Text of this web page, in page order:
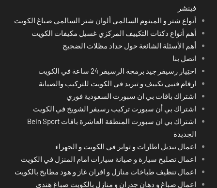
فينشر
أنواع شتر و المينوم السالمي ألوان شتر السالمي صباغ الكويت
أهم أنواع دكتات التكييف المركزي غسيل مكيفات الكويت
أهم الأسئلة الشائعة حول حداد مظلات الضجيج
اتصل بنا
اختِيار رسيفر جيد برمجة الرسيفر 24 ساعة في الكويت
ارقام فنيي تكييف و تبريد في الكويت للتركيب والصيانة
اشتراك باقات بي ان سبورت السعودية فوري
اشتراك بي أن سبورت تركيب رسيفر الشويخ في الكويت
اشتراك بي ان سبورت المنطقة العاشرة باقات Bein Sport
الجديدة
اعمال تبديل اطارات و تواير في الكويت و الجهراء
اعمال تصليح سيارة و صيانة سيارات امام المنزل في الكويت
اعمال تنظيف طباخات منازل و افران غاز و هود مطابخ بالكويت
اعمال صباغ و دهان جدران و منازل بالكويت صباغ هندي